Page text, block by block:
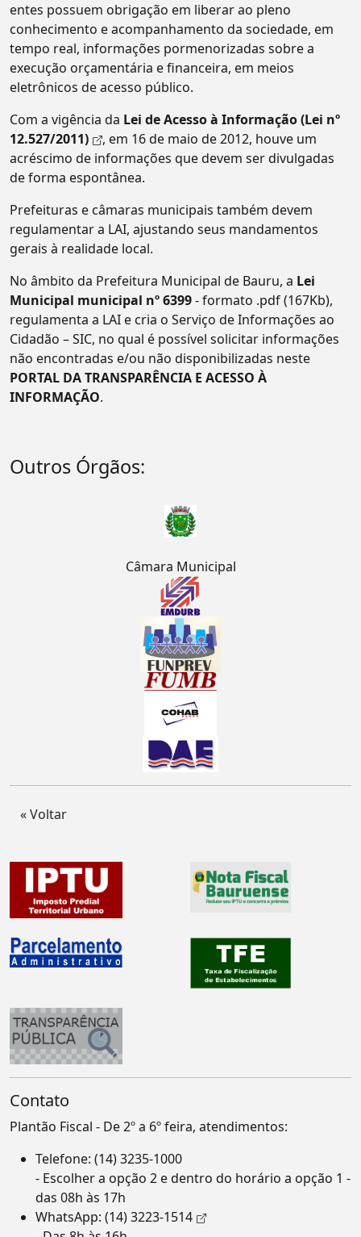
entes possuem obrigação em liberar ao pleno
conhecimento e acompanhamento da sociedade, em
tempo real, informações pormenorizadas sobre a
execução orçamentária e financeira, em meios
eletrônicos de acesso público.
Com a vigência da Lei de Acesso à Informação (Lei nº
12.527/2011)
, em 16 de maio de 2012, houve um
acréscimo de informações que devem ser divulgadas
de forma espontânea.
Prefeituras e câmaras municipais também devem
regulamentar a LAI, ajustando seus mandamentos
gerais à realidade local.
No âmbito da Prefeitura Municipal de Bauru, a Lei
Municipal municipal nº 6399- formato .pdf (167Kb),
regulamenta a LAI e cria o Serviço de Informações ao
Cidadão – SIC, no qual é possível solicitar informações
não encontradas e/ou não disponibilizadas neste
PORTAL DA TRANSPARÊNCIA E ACESSO À
INFORMAÇÃO.
Outros Órgãos:
Câmara Municipal
« Voltar
Contato
Plantão Fiscal - De 2º a 6º feira, atendimentos:
Telefone: (14) 3235-1000
- Escolher a opção 2 e dentro do horário a opção 1 -
das 08h às 17h
WhatsApp: (14) 3223-1514